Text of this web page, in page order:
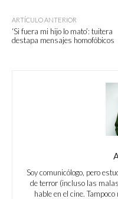
ARTÍCULO ANTERIOR
‘Si fuera mi hijo lo mato’: tuitera
destapa mensajes homofóbicos
Soy comunicólogo, pero
de terror (incluso las
hable en el cine.